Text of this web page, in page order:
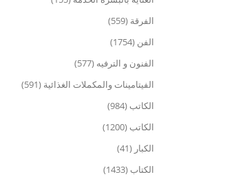
الفرقة (559)
الفن (1754)
الفنون و الترفيه (577)
الفيتامينات والمكملات الغذائية (591)
الكاتب (984)
الكاتب (1200)
الكبار (41)
الكتاب (1433)